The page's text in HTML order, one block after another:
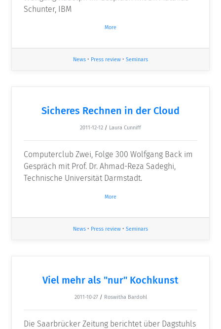
Schunter, IBM
More
News • Press review • Seminars
Sicheres Rechnen in der Cloud
2011-12-12 / Laura Cunniff
Computerclub Zwei, Folge 300 Wolfgang Back im
Gespräch mit Prof. Dr. Ahmad-Reza Sadeghi,
Technische Universität Darmstadt.
More
News • Press review • Seminars
Viel mehr als "nur" Kochkunst
2011-10-27 / Roswitha Bardohl
Die Saarbrücker Zeitung berichtet über Dagstuhls